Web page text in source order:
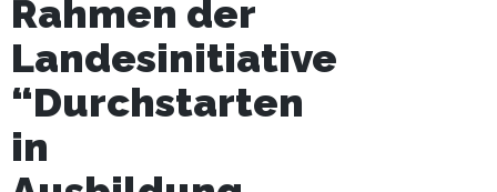
Rahmen der
Landesinitiative
“Durchstarten
in